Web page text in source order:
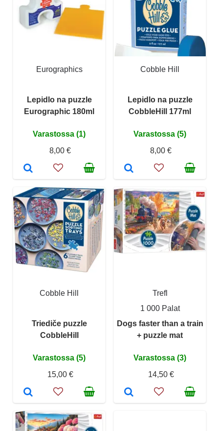
Eurographics
Lepidlo na puzzle
Eurographic 180ml
Varastossa (1)
8,00 €
Cobble Hill
Lepidlo na puzzle
CobbleHill 177ml
Varastossa (5)
8,00 €
Cobble Hill
Triediče puzzle
CobbleHill
Varastossa (5)
15,00 €
Trefl
1 000 Palat
Dogs faster than a train
+ puzzle mat
Varastossa (3)
14,50 €